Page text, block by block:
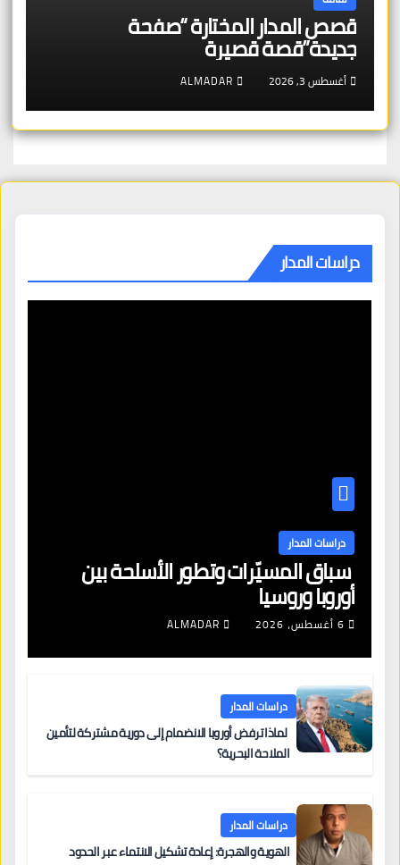
قصص المدار المختارة “صفحة
جديدة”قصة قصيرة
أغسطس 3, 2026 ALMADAR
دراسات المدار
دراسات المدار
سباق المسيّرات وتطور الأسلحة بين
أوروبا وروسيا
6 أغسطس، 2026 ALMADAR
دراسات المدار
لماذا ترفض أوروبا الانضمام إلى دورية مشتركة لتأمين
الملاحة البحرية؟
دراسات المدار
الهوية والهجرة: إعادة تشكيل الانتماء عبر الحدود